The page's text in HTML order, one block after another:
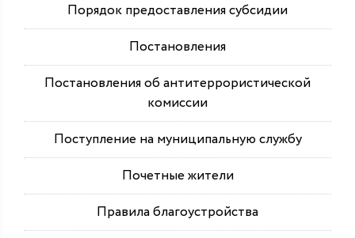
Порядок предоставления субсидии
Постановления
Постановления об антитеррористической
комиссии
Поступление на муниципальную службу
Почетные жители
Правила благоустройства